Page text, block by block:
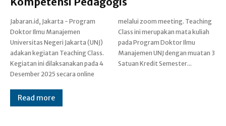
Jabaran.id, Jakarta - Program
Doktor Ilmu Manajemen
Universitas Negeri Jakarta (UNJ)
adakan kegiatan Teaching Class.
Kegiatan ini dilaksanakan pada 4
Desember 2025 secara online
melalui zoom meeting. Teaching
Class ini merupakan mata kuliah
pada Program Doktor Ilmu
Manajemen UNJ dengan muatan 3
Satuan Kredit Semester...
Read more